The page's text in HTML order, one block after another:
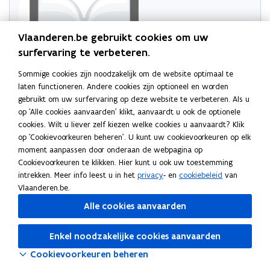
Probeer de pagina opnieuw te laden
Indien dit niet lukt, wacht even en probeer opnieuw
Vlaanderen.be gebruikt cookies om uw
surfervaring te verbeteren.
Sommige cookies zijn noodzakelijk om de website optimaal te
laten functioneren. Andere cookies zijn optioneel en worden
gebruikt om uw surfervaring op deze website te verbeteren. Als u
op 'Alle cookies aanvaarden' klikt, aanvaardt u ook de optionele
cookies. Wilt u liever zelf kiezen welke cookies u aanvaardt? Klik
op 'Cookievoorkeuren beheren'. U kunt uw cookievoorkeuren op elk
moment aanpassen door onderaan de webpagina op
Cookievoorkeuren te klikken. Hier kunt u ook uw toestemming
intrekken. Meer info leest u in het privacy- en cookiebeleid van
Vlaanderen.be.
Alle cookies aanvaarden
Enkel noodzakelijke cookies aanvaarden
Cookievoorkeuren beheren